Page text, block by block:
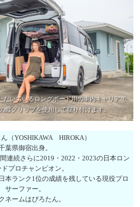
だいているロングボード用の車内キャリアで
縦グリップを使用して取り付けます。
（YOSHIKAWA HIROKA）
葉県御宿出身。
連続さらに2019・2022・2023の日本ロン
プロチャンピオン。
本ランク1位の成績を残している現役プロ
サーファー。
ネームはぴろたん。